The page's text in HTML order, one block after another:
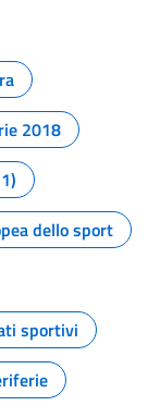
2018
dello sport
sportivi